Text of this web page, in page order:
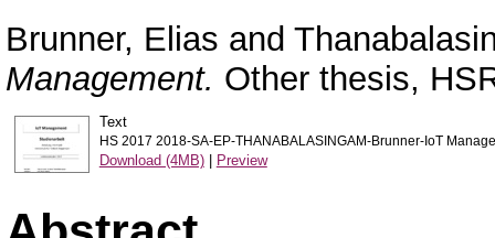
Brunner, Elias and
Management. Other thesis,
Text
HS 2017 2018-SA-EP-THANABALASINGAM-Brunner-IoT
Download (4MB)| Preview